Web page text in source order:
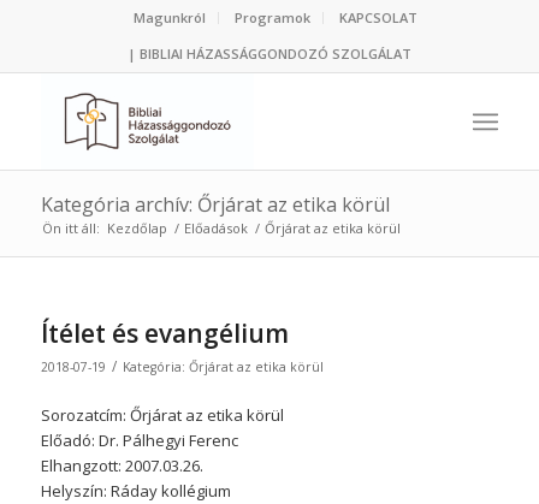
Magunkról Programok
KAPCSOLAT
| BIBLIAI HÁZASSÁGGONDOZÓ SZOLGÁLAT
Kategória archív: Őrjárat az etika körül
Ön itt áll: Kezdőlap / Előadások / Őrjárat az etika körül
Ítélet és evangélium
2018-07-19 / Kategória: Őrjárat az etika körül
Sorozatcím: Őrjárat az etika körül
Előadó: Dr. Pálhegyi Ferenc
Elhangzott: 2007.03.26.
Helyszín: Ráday kollégium